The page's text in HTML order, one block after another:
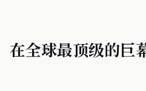
在全球最顶级的巨